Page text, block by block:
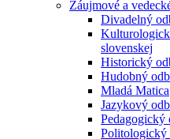
Záujmové a
Divadelný
slovenskej
Historický
Hudobný
Mladá Matica
Jazykový
Pedagogický
Politologický